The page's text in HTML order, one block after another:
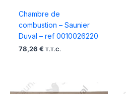
Chambre de
combustion – Saunier
Duval – ref 0010026220
78,26 € T.T.C.